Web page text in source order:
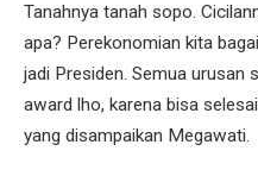
Tanahnya tanah sopo.
apa? Perekonomian kita
jadi Presiden. Semua urusan
award lho, karena bisa
yang disampaikan Megawati.